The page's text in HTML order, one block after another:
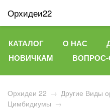
Орхидеи22
КАТАЛОГ О НАС
НОВИЧКАМ
Орхидеи 22 → Другие Виды
Цимбидиумы →